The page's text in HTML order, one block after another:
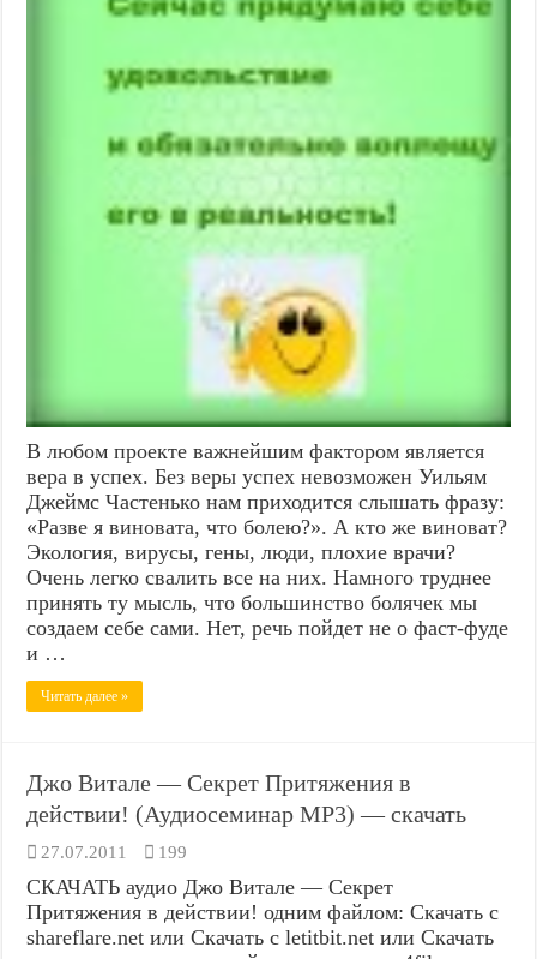
В любом проекте важнейшим фактором является
вера в успех. Без веры успех невозможен Уильям
Джеймс Частенько нам приходится слышать фразу:
«Разве я виновата, что болею?». А кто же виноват?
Экология, вирусы, гены, люди, плохие врачи?
Очень легко свалить все на них. Намного труднее
принять ту мысль, что большинство болячек мы
создаем себе сами. Нет, речь пойдет не о фаст-фуде
и …
Читать далее »
Джо Витале — Секрет Притяжения в
действии! (Аудиосеминар MP3) — скачать
27.07.2011 199
СКАЧАТЬ аудио Джо Витале — Секрет
Притяжения в действии! одним файлом: Скачать с
shareflare.net или Скачать с letitbit.net или Скачать